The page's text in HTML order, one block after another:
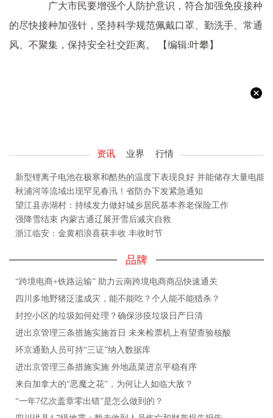
广大市民要增强个人防护意识，符合加强免疫接种
的尽快接种加强针，坚持科学规范佩戴口罩、勤洗手、常通
风、不聚集，保持安全社交距离。
【编辑:叶攀】
资讯 业界 行情
新型锂离子电池在极寒和酷热的温度下表现良好 并能储存大量电能
秋浦河等流域出现罕见春汛！省防办下发紧急通知
望江县赤湖村：持续发力做好城乡居民基本养老保险工作
强降雪结束 内蒙古通辽展开雪后减灾自救
浙江临安：金黄稻浪喜获丰收 丰收时节
品牌
“跨境电商+铁路运输” 助力云南跨境电商商品快速通关
四川多地野猪泛滥成灾，能不能吃？个人能不能猎杀？
封控小区的垃圾如何处理？确保涉疫垃圾日产日清
进出京管理三条措施实施首日 未来检票机上有望查验核酸
环京通勤人员可持“三证”纳入数据库
进出京管理三条措施实施 外地蔬菜进京平稳有序
来自加拿大的“恶魔之花”，为何让人如临大敌？
“一年7亿次盖章零出错”是怎么做到的？